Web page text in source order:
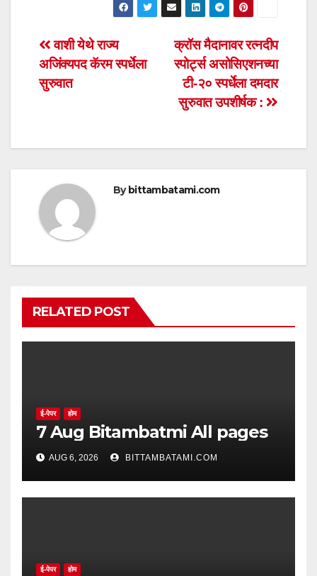
s
A
p
e
b
tt
ail ar
e
Post
navigation
क्रॉस मैदानावर रत्नदीप
स्पोर्ट्स असोसिएशनच्या
टी-२० स्पर्धेला दमदार
सुरुवात उपशीर्षक :
वाशी येथे राज्य
अजिंक्यपद कॅरम स्पर्धेला
सुरुवात
Bybittambatami.com
RELATED POST
ई-पेपर होम
7 Aug Bitambatmi All pages
AUG 6, 2026 BITTAMBATAMI.COM
ई-पेपर होम